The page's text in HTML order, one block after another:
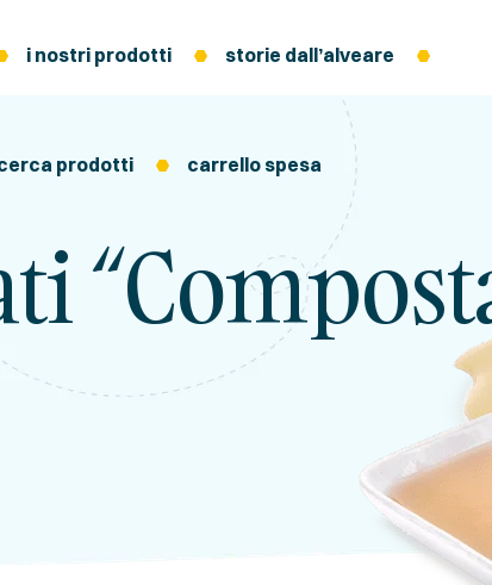
i nostri prodotti storie dall’alveare
prodotti carrello spesa